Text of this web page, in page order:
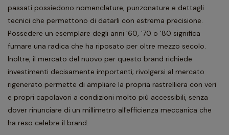
passati possiedono nomenclature, punzonature e dettagli
tecnici che permettono di datarli con estrema precisione.
Possedere un esemplare degli anni '60, '70 o '80 significa
fumare una radica che ha riposato per oltre mezzo secolo.
Inoltre, il mercato del nuovo per questo brand richiede
investimenti decisamente importanti; rivolgersi al mercato
rigenerato permette di ampliare la propria rastrelliera con veri
e propri capolavori a condizioni molto più accessibili, senza
dover rinunciare di un millimetro all'efficienza meccanica che
ha reso celebre il brand.